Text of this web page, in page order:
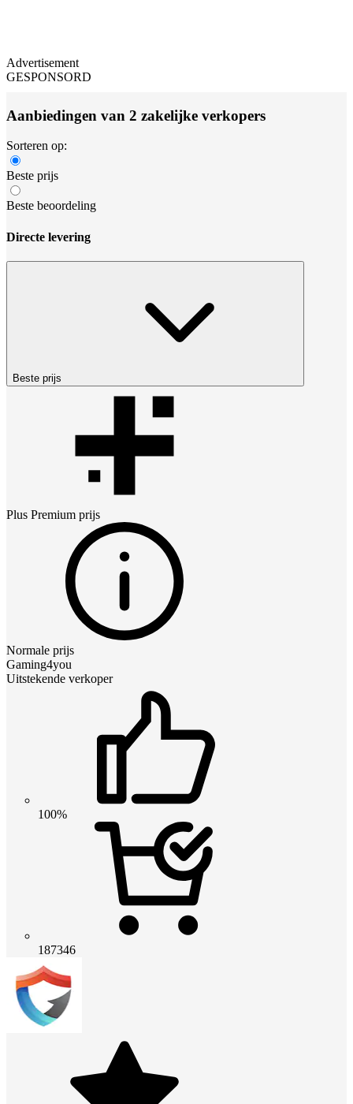
Advertisement
GESPONSORD
Aanbiedingen van 2 zakelijke verkopers
Sorteren op:
Beste prijs
Beste beoordeling
Directe levering
Beste prijs
Plus Premium prijs
Normale prijs
Gaming4you
Uitstekende verkoper
100%
187346